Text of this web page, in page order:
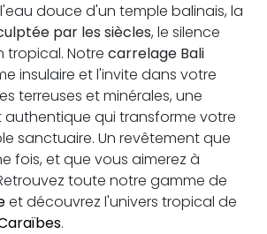
l'eau douce d'un temple balinais, la
par les siècles, le silence
tropical. Notre carrelage Bali
insulaire et l'invite dans votre
terreuses et minérales, une
authentique qui transforme votre
sanctuaire. Un revêtement que
fois, et que vous aimerez à
toute notre gamme de
et découvrez l'univers tropical de
.